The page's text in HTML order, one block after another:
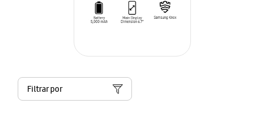
Filtrar por